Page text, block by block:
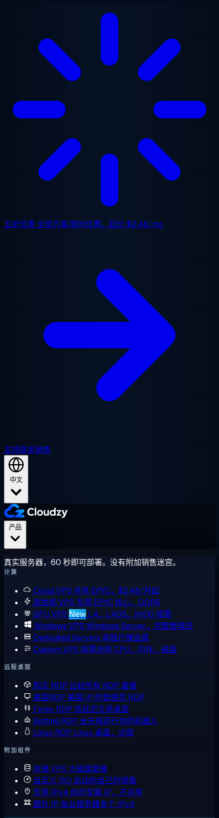
五折优惠 全部方案,限时优惠。起价$2.48/mo
支持联系销售
中文
真实服务器，60 秒即可部署。没有附加销售迷宫。
计算
Cloud VPS 共享 EPYC，$2.48/月起
高性能 VPS 专用 EPYC 核心，DDR5
GPU VPS New L4、L40S、H100 按需
Windows VPS Windows Server，完整管理员
Dedicated Servers 单租户裸金属
Custom VPS 按需选择 CPU、内存、磁盘
远程桌面
购买 RDP 比较所有 RDP 套餐
美国RDP 美国 IP 的管理员 RDP
Forex RDP 低延迟交易桌面
Botting RDP 全天候运行你的机器人
Linux RDP Linux 桌面，远程
附加组件
存储 VPS 大磁盘套餐
自定义 ISO 启动你自己的镜像
专用 IPv4 你的专属 IP，不共享
额外 IP 每台服务器多个 IPv4